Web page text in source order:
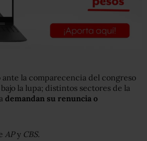
la comparecencia del congreso
la lupa; distintos sectores de la
demandan su renuncia o
APy CBS.